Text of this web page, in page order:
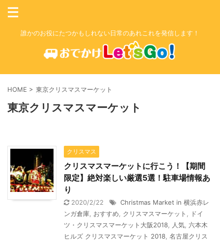
誰かのお役にたつかもしれない日常のあれこれを発信します！
HOME > 東京クリスマスマーケット
東京クリスマスマーケット
クリスマス
クリスマスマーケットに行こう！【期間
限定】絶対楽しい厳選5選！駐車場情報あ
り
2020/2/22
Christmas Market in 横浜赤レ
ンガ倉庫 おすすめ クリスマスマーケット
ドイ
ツ・クリスマスマーケット大阪2018
人気 六本木
ヒルズ クリスマスマーケット 2018 名古屋クリス